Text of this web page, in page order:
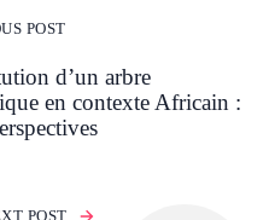
POST
d’un arbre
en contexte Africain :
POST